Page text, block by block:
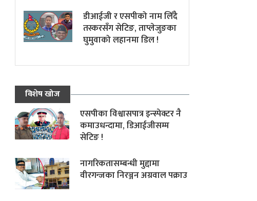
डीआईजी र एसपीको नाम लिँदै
तस्करसँग सेटिङ, ताप्लेजुङका
घुमुवाको लहानमा डिल !
विशेष खोज
एसपीका विश्वासपात्र इन्स्पेक्टर नै
कमाउधन्दामा, डिआईजीसम्म
सेटिङ !
नागरिकतासम्बन्धी मुद्दामा
वीरगन्जका निरञ्जन अग्रवाल पक्राउ